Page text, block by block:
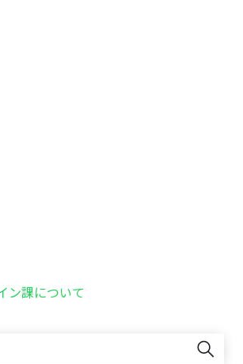
ン課について